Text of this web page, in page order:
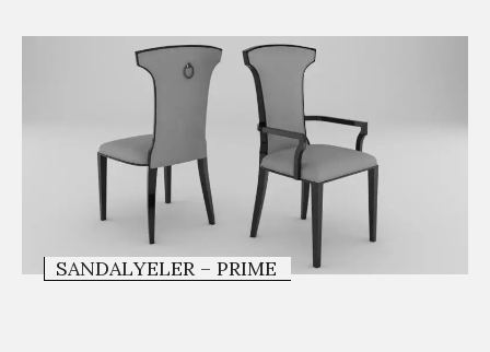
SANDALYELER – PRIME